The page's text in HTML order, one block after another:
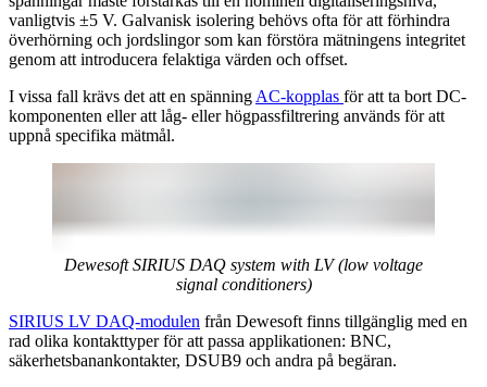
vanligtvis ±5 V. Galvanisk isolering behövs ofta för att förhindra
överhörning och jordslingor som kan förstöra mätningens integritet
genom att introducera felaktiga värden och offset.
I vissa fall krävs det att en spänning AC-kopplas för att ta bort DC-
komponenten eller att låg- eller högpassfiltrering används för att
uppnå specifika mätmål.
Dewesoft SIRIUS DAQ system with LV (low voltage
signal conditioners)
SIRIUS LV DAQ-modulen från Dewesoft finns tillgänglig med en
rad olika kontakttyper för att passa applikationen: BNC,
säkerhetsbanankontakter, DSUB9 och andra på begäran.